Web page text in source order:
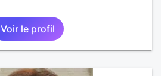
Voir le profil